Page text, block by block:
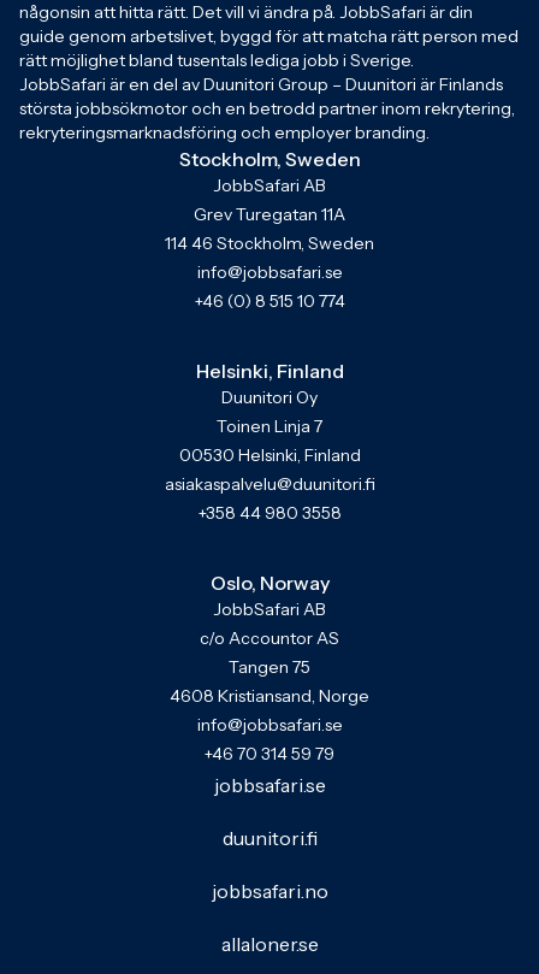
någonsin att hitta rätt. Det vill vi ändra på. JobbSafari är din
guide genom arbetslivet, byggd för att matcha rätt person med
rätt möjlighet bland tusentals lediga jobb i Sverige.
JobbSafari är en del av Duunitori Group – Duunitori är Finlands
största jobbsökmotor och en betrodd partner inom rekrytering,
rekryteringsmarknadsföring och employer branding.
Stockholm, Sweden
JobbSafari AB
Grev Turegatan 11A
114 46 Stockholm, Sweden
info@jobbsafari.se
+46 (0) 8 515 10 774
Helsinki, Finland
Duunitori Oy
Toinen Linja 7
00530 Helsinki, Finland
asiakaspalvelu@duunitori.fi
+358 44 980 3558
Oslo, Norway
JobbSafari AB
c/o Accountor AS
Tangen 75
4608 Kristiansand, Norge
info@jobbsafari.se
+46 70 314 59 79
jobbsafari.se
duunitori.fi
jobbsafari.no
allaloner.se